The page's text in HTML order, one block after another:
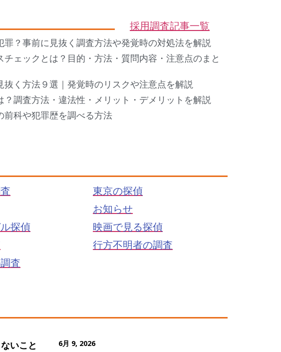
採用調査記事一覧
罪？事前に見抜く調査方法や発覚時の対処法を解説
チェックとは？目的・方法・質問内容・注意点のまと
抜く方法９選｜発覚時のリスクや注意点を解説
？調査方法・違法性・メリット・デメリットを解説
前科や犯罪歴を調べる方法
探偵
査
東京の探偵
お知らせ
映画で見る探偵
行方不明者の調査
いこと 6月 9, 2026